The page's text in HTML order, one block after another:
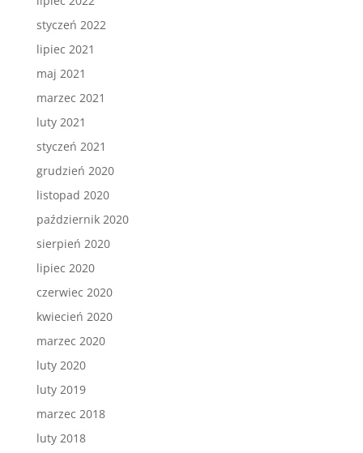
styczeń 2022
lipiec 2021
maj 2021
marzec 2021
luty 2021
styczeń 2021
grudzień 2020
listopad 2020
październik 2020
sierpień 2020
lipiec 2020
czerwiec 2020
kwiecień 2020
marzec 2020
luty 2020
luty 2019
marzec 2018
luty 2018